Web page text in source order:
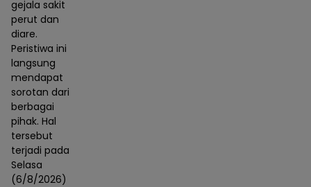
gejala sakit
perut dan
diare.
Peristiwa ini
langsung
mendapat
sorotan dari
berbagai
pihak. Hal
tersebut
terjadi pada
Selasa
(6/8/2026)